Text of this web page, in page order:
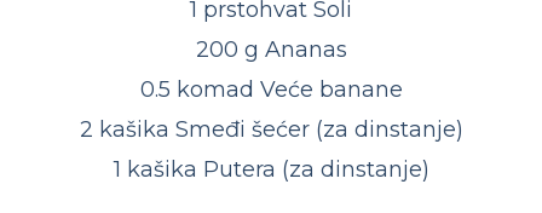
1 prstohvat Soli
200 g Ananas
0.5 komad Veće banane
2 kašika Smeđi šećer (za dinstanje)
1 kašika Putera (za dinstanje)